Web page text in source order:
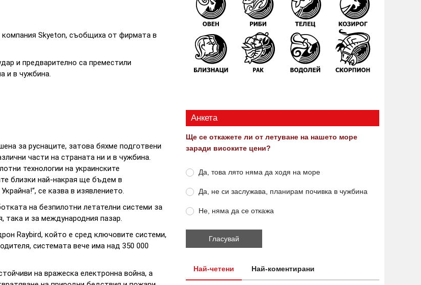
компания Skyeton, съобщиха от фирмата в
и предварително са преместили
и в чужбина.
за руснаците, затова бяхме подготвени
части на страната ни и в чужбина.
технологии на украинските
близки най-накрая ще бъдем в
се казва в изявлението.
на безпилотни летателни системи за
така и за международния пазар.
Raybird, който е сред ключовите системи,
системата вече има над 350 000
на вражеска електронна война, а
Анкета
Ще се откажете ли от летуване на нашето море
заради високите цени?
Да, това лято няма да ходя на море
Да, не си заслужава, планирам почивка в чужбина
Не, няма да се откажа
Най-четени Най-коментирани